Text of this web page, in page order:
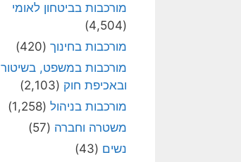
מורכבות בביטחון לאומי
(4,504)
מורכבות בחינוך (420)
מורכבות במשפט, בשיטור
ובאכיפת חוק (2,103)
מורכבות בניהול (1,258)
משטרה וחברה (57)
נשים (43)